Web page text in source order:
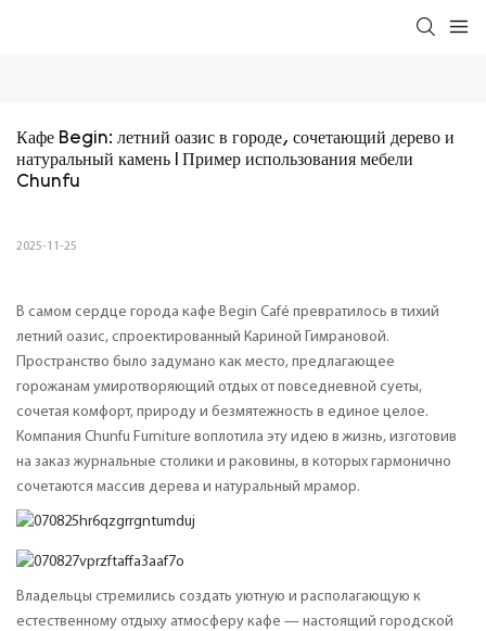
Кафе Begin: летний оазис в городе, сочетающий дерево и
натуральный камень | Пример использования мебели
Chunfu
2025-11-25
В самом сердце города кафе Begin Café превратилось в тихий
летний оазис, спроектированный Кариной Гимрановой.
Пространство было задумано как место, предлагающее
горожанам умиротворяющий отдых от повседневной суеты,
сочетая комфорт, природу и безмятежность в единое целое.
Компания Chunfu Furniture воплотила эту идею в жизнь, изготовив
на заказ журнальные столики и раковины, в которых гармонично
сочетаются массив дерева и натуральный мрамор.
Владельцы стремились создать уютную и располагающую к
естественному отдыху атмосферу кафе — настоящий городской